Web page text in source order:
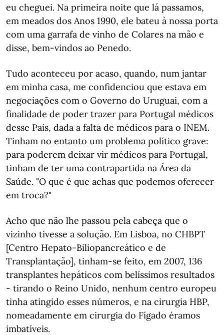
eu cheguei. Na primeira noite que lá passamos,
em meados dos Anos 1990, ele bateu à nossa porta
com uma garrafa de vinho de Colares na mão e
disse, bem-vindos ao Penedo.
Tudo aconteceu por acaso, quando, num jantar
em minha casa, me confidenciou que estava em
negociações com o Governo do Uruguai, com a
finalidade de poder trazer para Portugal médicos
desse País, dada a falta de médicos para o INEM.
Tinham no entanto um problema político grave:
para poderem deixar vir médicos para Portugal,
tinham de ter uma contrapartida na Área da
Saúde. "O que é que achas que podemos oferecer
em troca?"
Acho que não lhe passou pela cabeça que o
vizinho tivesse a solução. Em Lisboa, no CHBPT
[Centro Hepato-Biliopancreático e de
Transplantação], tinham-se feito, em 2007, 136
transplantes hepáticos com belíssimos resultados
- tirando o Reino Unido, nenhum centro europeu
tinha atingido esses números, e na cirurgia HBP,
nomeadamente em cirurgia do Fígado éramos
imbatíveis.